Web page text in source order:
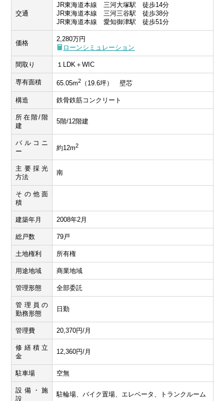
交通
JR東海道本線 三河大塚駅 徒歩14分
JR東海道本線 三河三谷駅 徒歩38分
JR東海道本線 愛知御津駅 徒歩51分
価格
2,280万円
ローンシミュレーション
間取り １LDK＋WIC
専有面積 65.05m2 （19.6坪） 壁芯
構造 鉄骨鉄筋コンクリート
所在階/階
建
5階/12階建
バルコニ
ー
約12m2
主要採光
方法
南
その他面
積
建築年月 2008年2月
総戸数 79戸
土地権利 所有権
用途地域 商業地域
管理形態 全部委託
管理員の
勤務形態
日勤
管理費 20,370円/月
修繕積立
金
12,360円/月
駐車場 空無
設備・施
設
駐輪場、バイク置場、エレベータ、トランクルーム